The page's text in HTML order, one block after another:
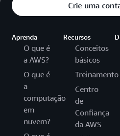
Crie uma
Aprenda
O que é
a AWS?
O que é
a
computação
em
nuvem?
Recursos
Conceitos
básicos
Treinamento
Centro
de
Confiança
da AWS